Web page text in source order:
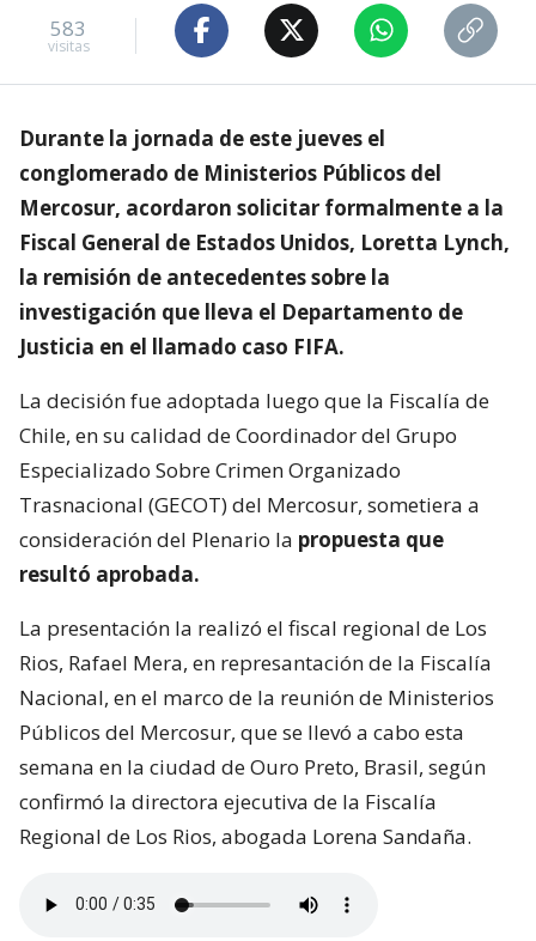
583
visitas
Durante la jornada de este jueves el
conglomerado de Ministerios Públicos del
Mercosur, acordaron solicitar formalmente a la
Fiscal General de Estados Unidos, Loretta Lynch,
la remisión de antecedentes sobre la
investigación que lleva el Departamento de
Justicia en el llamado caso FIFA.
La decisión fue adoptada luego que la Fiscalía de
Chile, en su calidad de Coordinador del Grupo
Especializado Sobre Crimen Organizado
Trasnacional (GECOT) del Mercosur, sometiera a
consideración del Plenario la propuesta que
resultó aprobada.
La presentación la realizó el fiscal regional de Los
Rios, Rafael Mera, en represantación de la Fiscalía
Nacional, en el marco de la reunión de Ministerios
Públicos del Mercosur, que se llevó a cabo esta
semana en la ciudad de Ouro Preto, Brasil, según
confirmó la directora ejecutiva de la Fiscalía
Regional de Los Rios, abogada Lorena Sandaña.